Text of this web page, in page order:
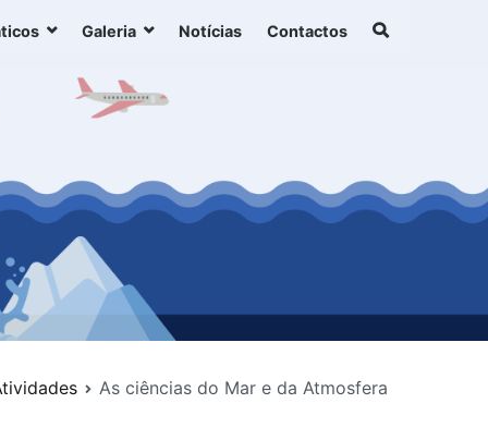
Galeria Notícias Contactos
As ciências do Mar e da Atmosfera